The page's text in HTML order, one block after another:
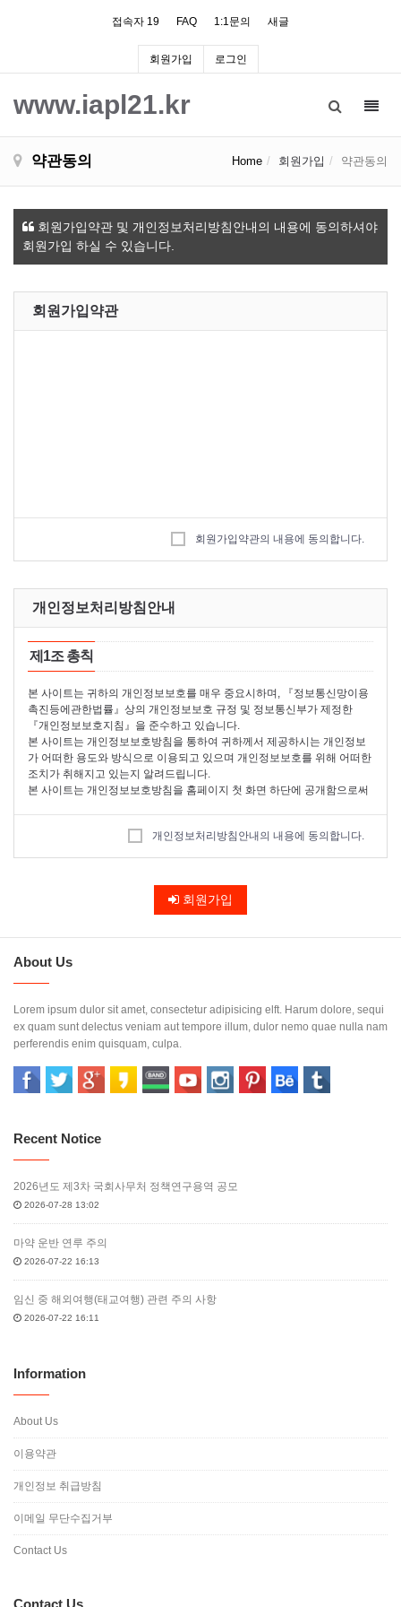
접속자 19 FAQ 1:1문의 새글
회원가입 로그인
www.iapl21.kr
약관동의 Home 회원가입 약관동의
회원가입약관 및 개인정보처리방침안내의 내용에 동의하셔야
회원가입 하실 수 있습니다.
회원가입약관
회원가입약관의 내용에 동의합니다.
개인정보처리방침안내
제1조 총칙
본 사이트는 귀하의 개인정보보호를 매우 중요시하며, 『정보통신망이용
촉진등에관한법률』상의 개인정보보호 규정 및 정보통신부가 제정한
『개인정보보호지침』을 준수하고 있습니다.
본 사이트는 개인정보보호방침을 통하여 귀하께서 제공하시는 개인정보
가 어떠한 용도와 방식으로 이용되고 있으며 개인정보보호를 위해 어떠한
조치가 취해지고 있는지 알려드립니다.
본 사이트는 개인정보보호방침을 홈페이지 첫 화면 하단에 공개함으로써
개별공지)을 통하여 공지할 것입니다.
제2조 개인정보 수집에 대한 동의
「동의한다」버튼 또는 「동의하지 않는다」버튼을 클릭할 수 있는 절차
를 마련하여, 「동의한다」버튼을 클릭하면 개인정보 수집에 대해 동의한
제3조 개인정보의 수집 및 이용목적
서비스제공을 위한 계약의 성립 : 본인식별 및 본인의사 확인 등
서비스의 이행 : 상품배송 및 대금결제
기타 새로운 서비스, 신상품이나 이벤트 정보 안내
단, 이용자의 기본적 인권 침해의 우려가 있는 민감한 개인정보(인종 및 민
성생활 등)는 수집하지 않습니다.
제4조 수집하는 개인정보 항목
본 사이트는 회원가입, 상담, 서비스 신청 등등을 위해 아래와 같은 개인정
보를 수집하고 있습니다.
관한 사항
(cookie)'를 사용합니다. 쿠키는 웹사이트가 귀하의 컴퓨터 브라우저(넷스
웹사이트에 접속을 하면 본 쇼핑몰의 컴퓨터는 귀하의 브라우저에 있는
따른 성명 등의 추가 입력 없이 서비스를 제공할 수 있습니다.
개인정보처리방침안내의 내용에 동의합니다.
회원가입
About Us
Lorem ipsum dulor sit amet, consectetur adipisicing elft. Harum dolore, sequi
ex quam sunt delectus veniam aut tempore illum, dulor nemo quae nulla nam
perferendis enim quisquam, culpa.
Recent Notice
2026년도 제3차 국회사무처 정책연구용역 공모
2026-07-28 13:02
마약 운반 연루 주의
2026-07-22 16:13
임신 중 해외여행(태교여행) 관련 주의 사항
2026-07-22 16:11
Information
About Us
이용약관
개인정보 취급방침
이메일 무단수집거부
Contact Us
Contact Us